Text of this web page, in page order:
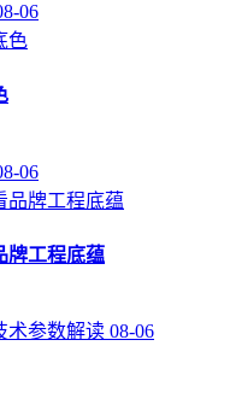
06
06
牌工程底蕴
术参数解读 08-06